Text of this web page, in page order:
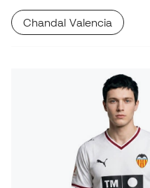
Chandal Valencia